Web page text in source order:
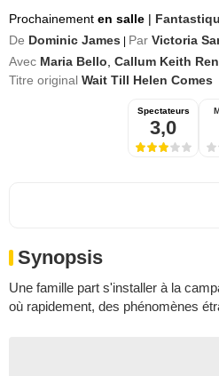
Prochainement en salle |
De Dominic James Par Victoria
Avec Maria Bello Callum Keith
Titre original Wait Till Helen Comes
Spectateurs
3,0
Synopsis
Une famille part s'installer à la
où rapidement, des phénomènes